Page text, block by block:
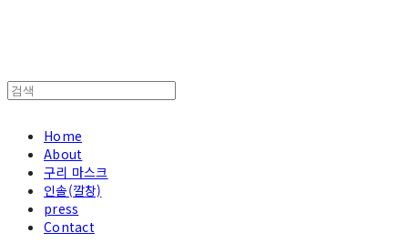
Home
About
구리 마스크
인솔(깔창)
press
Contact